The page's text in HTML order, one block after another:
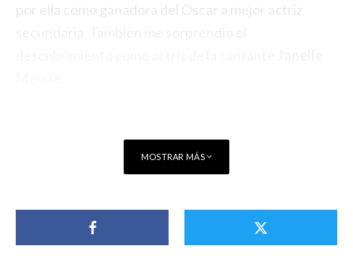
por ella como ganadora del Oscar a mejor actriz
MOSTRAR MÁS